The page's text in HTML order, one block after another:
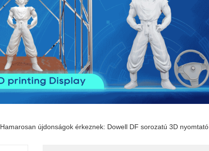
Hamarosan újdonságok érkeznek: Dowell DF sorozatú 3D nyomtató